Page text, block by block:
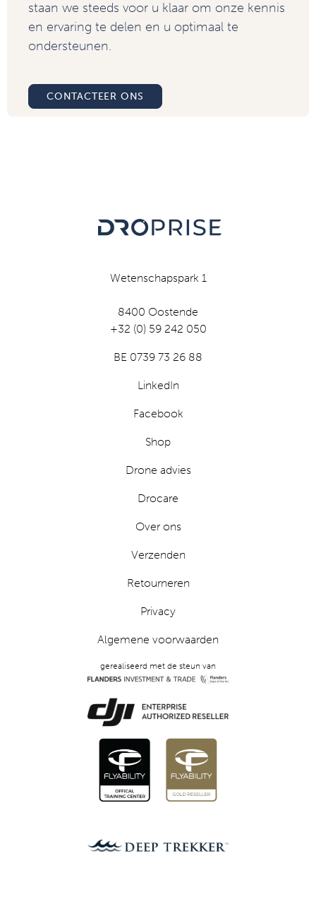
staan we steeds voor u klaar om onze kennis
en ervaring te delen en u optimaal te
ondersteunen.
CONTACTEER ONS
Wetenschapspark 1
8400 Oostende
+32 (0) 59 242 050
BE 0739 73 26 88
LinkedIn
Facebook
Shop
Drone advies
Drocare
Over ons
Verzenden
Retourneren
Privacy
Algemene voorwaarden
gerealiseerd met de steun van